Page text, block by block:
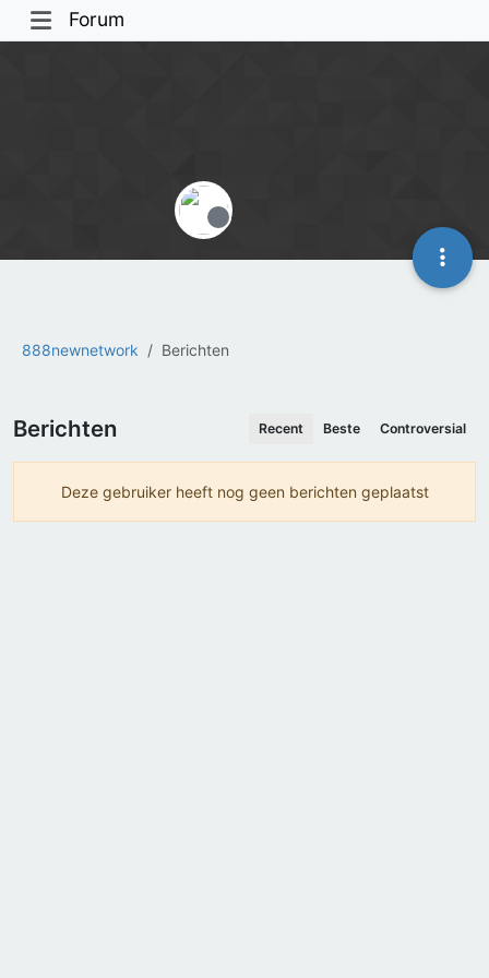
Forum
888newnetwork Berichten
Offline
Berichten Recent Beste Controversial
Deze gebruiker heeft nog geen berichten geplaatst